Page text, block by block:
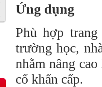
Ứng dụng
Phù hợp
trường học,
nhằm nâng
cố khẩn cấp.